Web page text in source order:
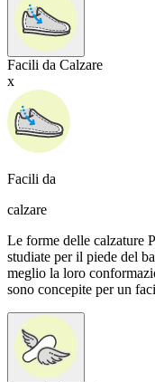
Facili da Calzare
x
Facili da
calzare
Le forme delle calzature
studiate per il piede del
meglio la loro
sono concepite per un